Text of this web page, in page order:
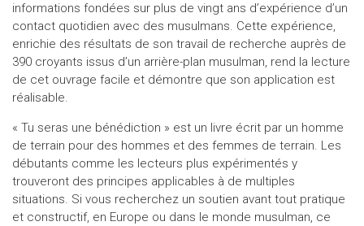
informations fondées sur plus de vingt ans d’expérience d’un
contact quotidien avec des musulmans. Cette expérience,
enrichie des résultats de son travail de recherche auprès de
390 croyants issus d’un arrière-plan musulman, rend la lecture
de cet ouvrage facile et démontre que son application est
réalisable.
« Tu seras une bénédiction » est un livre écrit par un homme
de terrain pour des hommes et des femmes de terrain. Les
débutants comme les lecteurs plus expérimentés y
trouveront des principes applicables à de multiples
situations. Si vous recherchez un soutien avant tout pratique
et constructif, en Europe ou dans le monde musulman, ce